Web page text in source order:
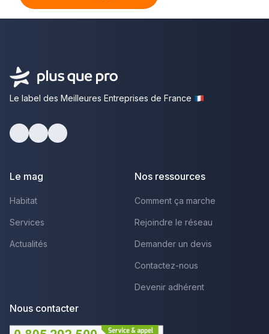
Le label des Meilleures Entreprises de France
Le mag
Habitat
Services
Actualités
Nos ressources
Comment ça marche
Rejoindre le réseau
Demander un devis
Contactez-nous
Devenir adhérent
Nous contacter